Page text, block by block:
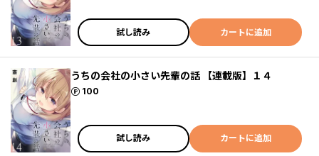
試し読み カートに追加
うちの会社の小さい先輩の話 【連載版】１４
100
ポイント
試し読み カートに追加